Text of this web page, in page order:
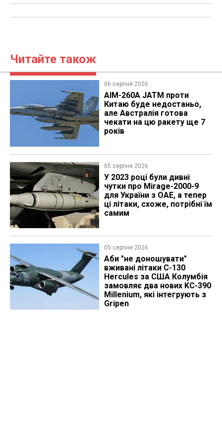
Читайте також
06 серпня 2026
AIM-260A JATM проти
Китаю буде недостаньо,
але Австралія готова
чекати на цю ракету ще 7
років
05 серпня 2026
У 2023 році були дивні
чутки про Mirage-2000-9
для України з ОАЕ, а тепер
ці літаки, схоже, потрібні їм
самим
05 серпня 2026
Аби "не доношувати"
вживані літаки C-130
Hercules за США Колумбія
замовляє два нових KC-390
Millenium, які інтегрують з
Gripen